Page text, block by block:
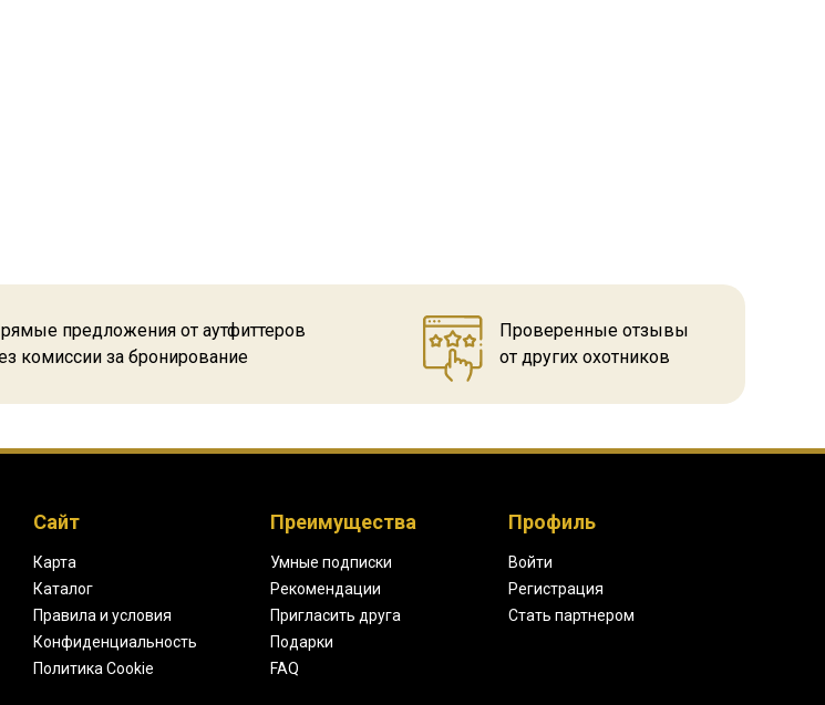
предложения от аутфиттеров
комиссии за бронирование
Проверенные отзывы
от других охотников
Сайт
Карта
Каталог
Правила и условия
Конфиденциальность
Политика Cookie
Преимущества
Умные подписки
Рекомендации
Пригласить друга
Подарки
FAQ
Профиль
Войти
Регистрация
Стать партнером